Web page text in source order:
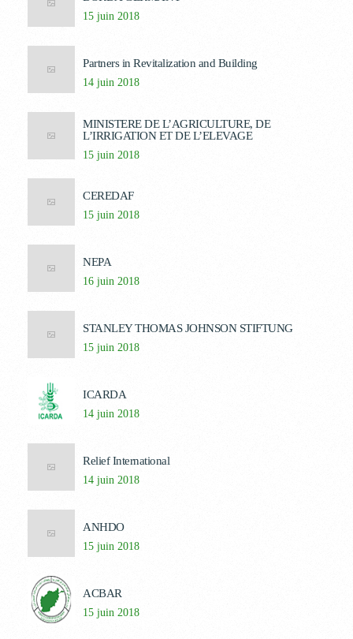
15 juin 2018
Partners in Revitalization and Building
14 juin 2018
MINISTERE DE L’AGRICULTURE, DE
L’IRRIGATION ET DE L’ELEVAGE
15 juin 2018
CEREDAF
15 juin 2018
NEPA
16 juin 2018
STANLEY THOMAS JOHNSON STIFTUNG
15 juin 2018
ICARDA
14 juin 2018
Relief International
14 juin 2018
ANHDO
15 juin 2018
ACBAR
15 juin 2018